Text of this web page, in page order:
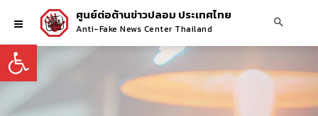
Open toolbar
ศูนย์ต่อต้านข่าวปลอม ประเทศไทย
Anti-Fake News Center Thailand